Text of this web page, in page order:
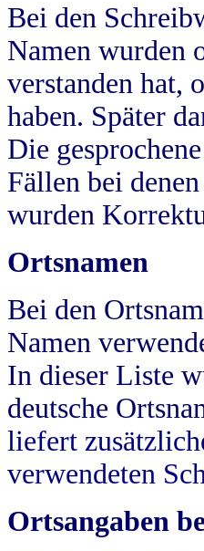
Bei den
Namen wurden
verstanden hat,
haben. Später
Die
Fällen bei
wurden
Ortsnamen
Bei den
Namen
In dieser Liste
deutsche
liefert
verwendeten
Ortsangaben